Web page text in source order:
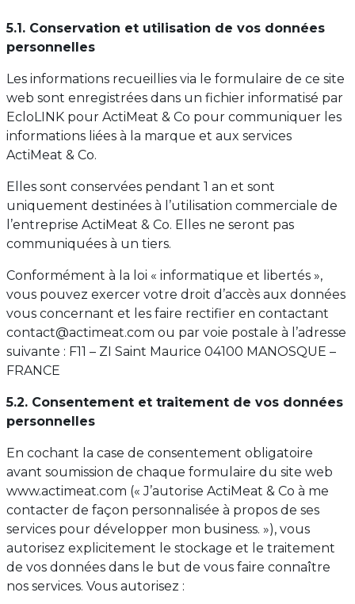
5.1. Conservation et utilisation de vos données
personnelles
Les informations recueillies via le formulaire de ce site
web sont enregistrées dans un fichier informatisé par
EcloLINK pour ActiMeat & Co pour communiquer les
informations liées à la marque et aux services
ActiMeat & Co.
Elles sont conservées pendant 1 an et sont
uniquement destinées à l’utilisation commerciale de
l’entreprise ActiMeat & Co. Elles ne seront pas
communiquées à un tiers.
Conformément à la loi « informatique et libertés »,
vous pouvez exercer votre droit d’accès aux données
vous concernant et les faire rectifier en contactant
contact@actimeat.com ou par voie postale à l’adresse
suivante : F11 – ZI Saint Maurice 04100 MANOSQUE –
FRANCE
5.2. Consentement et traitement de vos données
personnelles
En cochant la case de consentement obligatoire
avant soumission de chaque formulaire du site web
www.actimeat.com (« J’autorise ActiMeat & Co à me
contacter de façon personnalisée à propos de ses
services pour développer mon business. »), vous
autorisez explicitement le stockage et le traitement
de vos données dans le but de vous faire connaître
nos services. Vous autorisez :